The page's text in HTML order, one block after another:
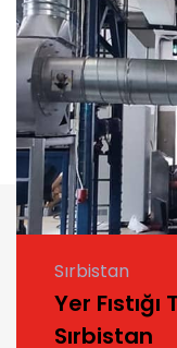
Sırbistan
Yer
Sırbistan